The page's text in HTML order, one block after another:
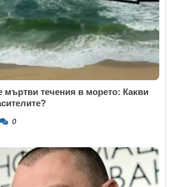
мъртви течения в морето: Какви
0